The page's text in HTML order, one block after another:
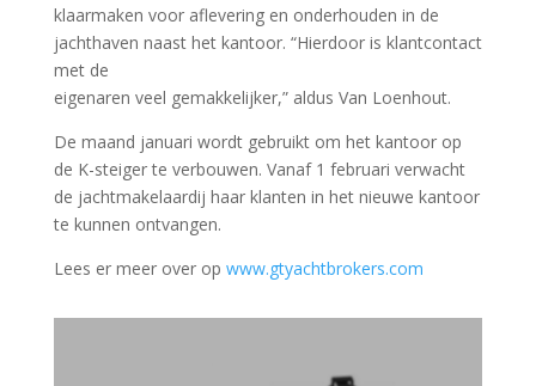
klaarmaken voor aflevering en onderhouden in de
jachthaven naast het kantoor. “Hierdoor is klantcontact
met de
eigenaren veel gemakkelijker,” aldus Van Loenhout.
De maand januari wordt gebruikt om het kantoor op
de K-steiger te verbouwen. Vanaf 1 februari verwacht
de jachtmakelaardij haar klanten in het nieuwe kantoor
te kunnen ontvangen.
Lees er meer over op www.gtyachtbrokers.com